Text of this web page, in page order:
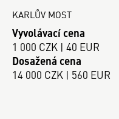
KARLŮV MOST
Vyvolávací cena
1 000 CZK | 40 EUR
Dosažená cena
14 000 CZK | 560 EUR